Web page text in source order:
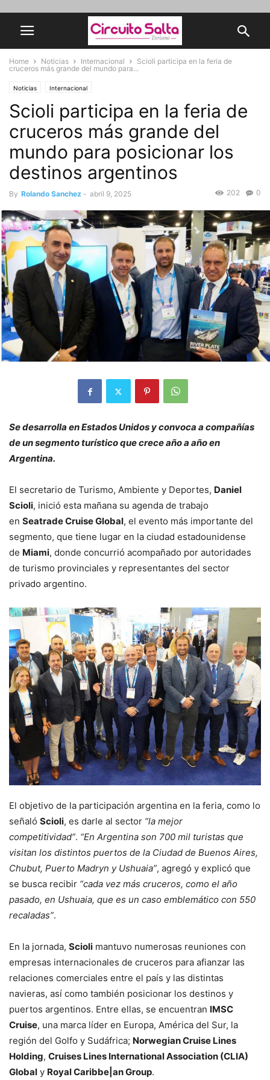
Home Noticias Internacional
Scioli participa en la feria de
cruceros más grande del mundo para...
Noticias Internacional
Scioli participa en la feria de
cruceros más grande del
mundo para posicionar los
destinos argentinos
By Rolando Sanchez - abril 9, 2025 0
202
Se desarrolla en Estados Unidos y convoca a compañías
de un segmento turístico que crece año a año en
Argentina.
El secretario de Turismo, Ambiente y Deportes, Daniel
Scioli, inició esta mañana su agenda de trabajo
en Seatrade Cruise Global, el evento más importante del
segmento, que tiene lugar en la ciudad estadounidense
de Miami, donde concurrió acompañado por autoridades
de turismo provinciales y representantes del sector
privado argentino.
El objetivo de la participación argentina en la feria, como lo
señaló Scioli, es darle al sector “la mejor
competitividad”. “En Argentina son 700 mil turistas que
visitan los distintos puertos de la Ciudad de Buenos Aires,
Chubut, Puerto Madryn y Ushuaia”, agregó y explicó que
se busca recibir “cada vez más cruceros, como el año
pasado, en Ushuaia, que es un caso emblemático con 550
recaladas”.
En la jornada, Scioli mantuvo numerosas reuniones con
empresas internacionales de cruceros para afianzar las
relaciones comerciales entre el país y las distintas
navieras, así como también posicionar los destinos y
puertos argentinos. Entre ellas, se encuentran lMSC
Cruise, una marca líder en Europa, América del Sur, la
región del Golfo y Sudáfrica; Norwegian Cruise Lines
Holding, Cruises Lines International Association (CLIA)
Global y Royal Caribbe|an Group.